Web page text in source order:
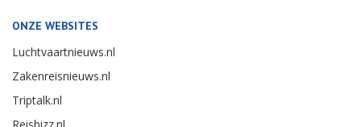
ONZE WEBSITES
Luchtvaartnieuws.nl
Zakenreisnieuws.nl
Triptalk.nl